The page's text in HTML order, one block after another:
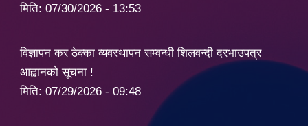
मिति: 07/30/2026 - 13:53
विज्ञापन कर ठेक्का व्यवस्थापन सम्वन्धी शिलवन्दी दरभाउपत्र
आह्वानको सूचना !
मिति: 07/29/2026 - 09:48